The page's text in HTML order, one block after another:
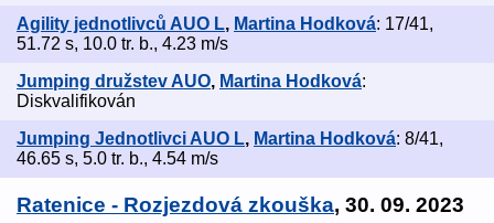
Agility jednotlivců AUO L, Martina Hodková: 17/41,
51.72 s, 10.0 tr. b., 4.23 m/s
Jumping družstev AUO, Martina Hodková:
Diskvalifikován
Jumping Jednotlivci AUO L, Martina Hodková: 8/41,
46.65 s, 5.0 tr. b., 4.54 m/s
Ratenice - Rozjezdová zkouška, 30. 09. 2023